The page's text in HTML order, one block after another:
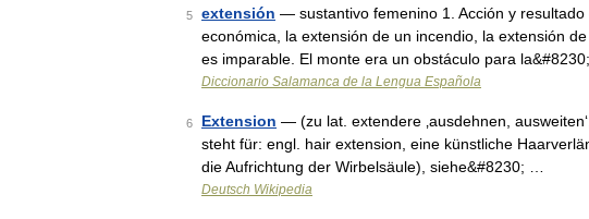
5 extensión — sustantivo femenino 1. Acción y
económica, la extensión de un incendio, la extensión
es imparable. El monte era un obstáculo para
Diccionario Salamanca de la Lengua Española
6 Extension — (zu lat. extendere ‚ausdehnen,
steht für: engl. hair extension, eine künstliche
die Aufrichtung der Wirbelsäule), siehe&#8230; …
Deutsch Wikipedia